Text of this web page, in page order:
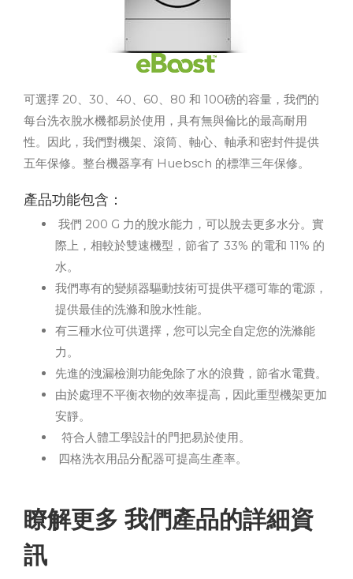
可選擇 20、30、40、60、80 和 100磅的容量，我們的
每台洗衣脫水機都易於使用，具有無與倫比的最高耐用
性。因此，我們對機架、滾筒、軸心、軸承和密封件提供
五年保修。整台機器享有 Huebsch 的標準三年保修。
產品功能包含：
我們 200 G 力的脫水能力，可以脫去更多水分。實
際上，相較於雙速機型，節省了 33% 的電和 11% 的
水。
我們專有的變頻器驅動技術可提供平穩可靠的電源，
提供最佳的洗滌和脫水性能。
有三種水位可供選擇，您可以完全自定您的洗滌能
力。
先進的洩漏檢測功能免除了水的浪費，節省水電費。
由於處理不平衡衣物的效率提高，因此重型機架更加
安靜。
符合人體工學設計的門把易於使用。
四格洗衣用品分配器可提高生產率。
瞭解更多 我們產品的詳細資
訊